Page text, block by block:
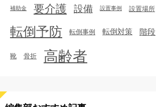
補助金 要介護 設備 設置事例 設置場所
転倒予防
転倒事例 転倒対策 階段
靴 骨折 高齢者